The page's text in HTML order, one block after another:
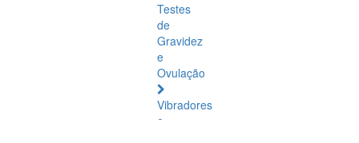
Testes
de
Gravidez
e
Ovulação
Vibradores
e